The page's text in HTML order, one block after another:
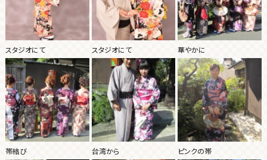
スタジオにて スタジオにて 華やかに
帯結び 台湾から ピンクの帯